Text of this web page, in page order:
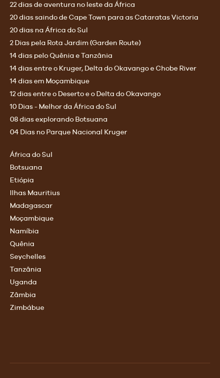
22 dias de aventura no leste da África
20 dias saindo de Cape Town para as Cataratas Victoria
20 dias na África do Sul
2 Dias pela Rota Jardim (Garden Route)
14 dias pelo Quênia e Tanzânia
14 dias entre o Kruger, Delta do Okavango e Chobe River
14 dias em Moçambique
12 dias entre o Deserto e o Delta do Okavango
10 Dias - Melhor da África do Sul
08 dias explorando Botsuana
04 Dias no Parque Nacional Kruger
África do Sul
Botsuana
Etiópia
Ilhas Mauritius
Madagascar
Moçambique
Namíbia
Quênia
Seychelles
Tanzânia
Uganda
Zâmbia
Zimbábue